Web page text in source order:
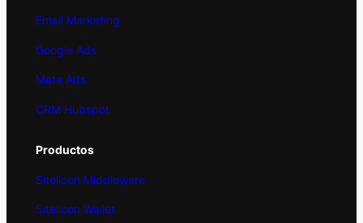
Email Marketing
Google Ads
Meta Ads
CRM Hubspot
Productos
Sitelicon Middleware
Sitelicon Wallet